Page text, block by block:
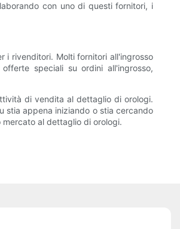
con uno di questi fornitori, i
i rivenditori. Molti fornitori all'ingrosso
speciali su ordini all'ingrosso,
di vendita al dettaglio di orologi.
stia appena iniziando o stia cercando
al dettaglio di orologi.